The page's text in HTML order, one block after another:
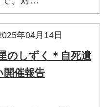
年04月14日
のしずく＊自死遺
開催報告